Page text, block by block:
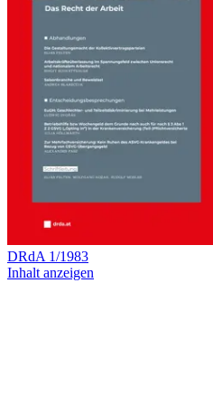
DRdA 1/1983
Inhalt anzeigen